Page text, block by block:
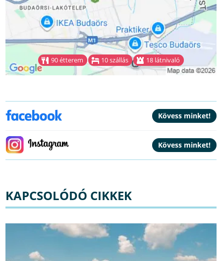
90 étterem 10 szállás 18 látnivaló
KAPCSOLÓDÓ CIKKEK